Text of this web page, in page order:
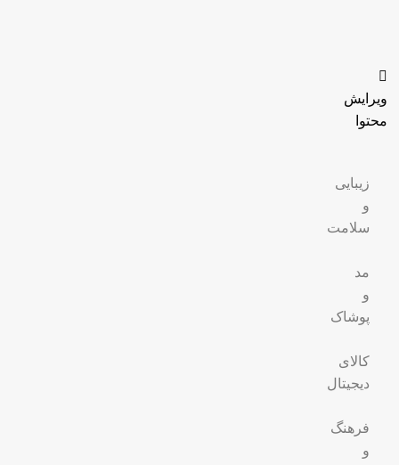
ویرایش
محتوا
زیبایی
و
سلامت
مد
و
پوشاک
کالای
دیجیتال
فرهنگ
و